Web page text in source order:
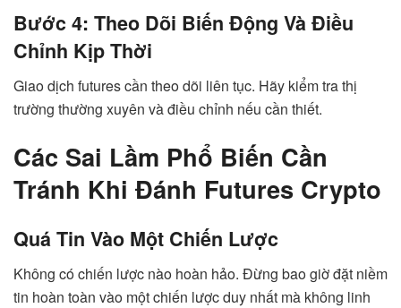
Bước 4: Theo Dõi Biến Động Và Điều
Chỉnh Kịp Thời
Giao dịch futures cần theo dõi liên tục. Hãy kiểm tra thị
trường thường xuyên và điều chỉnh nếu cần thiết.
Các Sai Lầm Phổ Biến Cần
Tránh Khi Đánh Futures Crypto
Quá Tin Vào Một Chiến Lược
Không có chiến lược nào hoàn hảo. Đừng bao giờ đặt niềm
tin hoàn toàn vào một chiến lược duy nhất mà không linh